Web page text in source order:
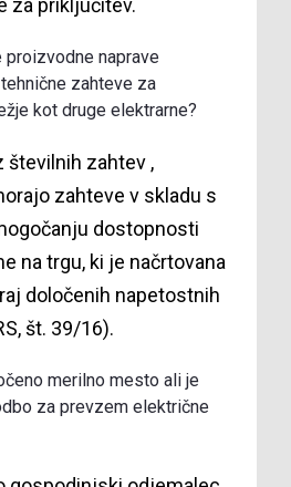
za priključitev.
proizvodne naprave
zahteve za
kot druge elektrarne?
številnih zahtev ,
zahteve v skladu s
dostopnosti
na trgu, ki je načrtovana
določenih napetostnih
št. 39/16).
merilno mesto ali je
za prevzem električne